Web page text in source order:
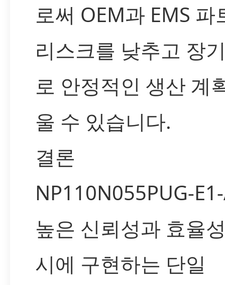
로써 OEM과 EMS 파
리스크를 낮추고 장
로 안정적인 생산 계
울 수 있습니다.
결론
NP110N055PUG-
높은 신뢰성과 효율
시에 구현하는 단일